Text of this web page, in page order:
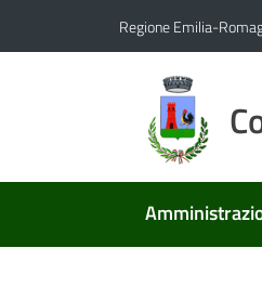
Regione Emilia-